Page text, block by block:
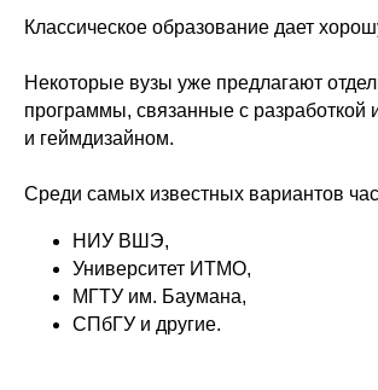
Классическое образование дает
Некоторые вузы уже предлагают
программы, связанные с разработкой
и геймдизайном.
Среди самых известных вариантов
НИУ ВШЭ,
Университет ИТМО,
МГТУ им. Баумана,
СПбГУ и другие.